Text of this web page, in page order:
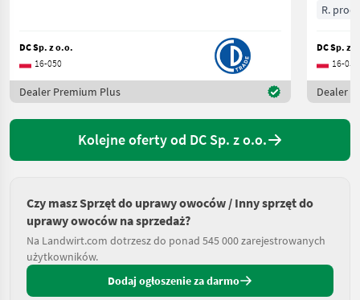
DC Sp. z o.o.
16-050
Dealer Premium Plus
R.
DC Sp. z
16-050
Dealer
Kolejne oferty od DC Sp. z o.o.
Czy masz Sprzęt do uprawy owoców / Inny sprzęt do
uprawy owoców na sprzedaż?
Na Landwirt.com dotrzesz do ponad 545 000 zarejestrowanych
użytkowników.
Dodaj ogłoszenie za darmo